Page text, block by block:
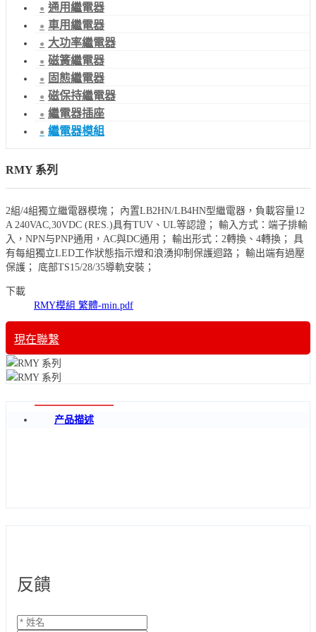
通用繼電器
車用繼電器
大功率繼電器
磁簧繼電器
固態繼電器
磁保持繼電器
繼電器插座
繼電器模組
RMY 系列
2組/4組獨立繼電器模塊； 內置LB2HN/LB4HN型繼電器，負載容量12
A 240VAC,30VDC (RES.)具有TUV、UL等認證； 輸入方式：端子排輸
入，NPN与PNP通用，AC與DC通用； 輸出形式：2轉換、4轉換； 具
有每組獨立LED工作狀態指示燈和浪湧抑制保護迴路； 輸出端有過壓
保護； 底部TS15/28/35導軌安裝；
下載
RMY模組 繁體-min.pdf
現在聯繫
产品描述
反饋